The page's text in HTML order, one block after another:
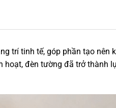
trí tinh tế, góp phần tạo nên
hoạt, đèn tường đã trở thành